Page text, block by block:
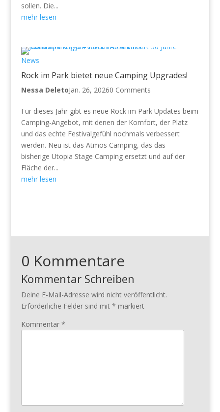
sollen. Die...
mehr lesen
News
Rock im Park bietet neue Camping Upgrades!
Nessa DeletoJan. 26, 20260 Comments
Für dieses Jahr gibt es neue Rock im Park Updates beim
Camping-Angebot, mit denen der Komfort, der Platz
und das echte Festivalgefühl nochmals verbessert
werden. Neu ist das Atmos Camping, das das
bisherige Utopia Stage Camping ersetzt und auf der
Fläche der...
mehr lesen
0 Kommentare
Kommentar Schreiben
Deine E-Mail-Adresse wird nicht veröffentlicht.
Erforderliche Felder sind mit * markiert
Kommentar *